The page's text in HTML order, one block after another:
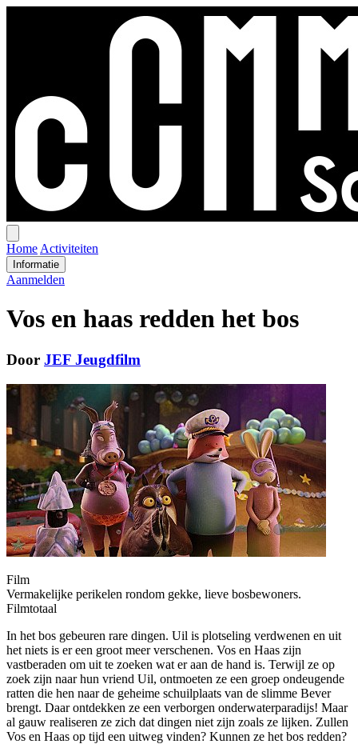
menu
Home Activiteiten
Informatie
Aanmelden
Vos en haas redden het bos
Door JEF Jeugdfilm
Film
Vermakelijke perikelen rondom gekke, lieve bosbewoners.
Filmtotaal
In het bos gebeuren rare dingen. Uil is plotseling verdwenen en uit
het niets is er een groot meer verschenen. Vos en Haas zijn
vastberaden om uit te zoeken wat er aan de hand is. Terwijl ze op
zoek zijn naar hun vriend Uil, ontmoeten ze een groep ondeugende
ratten die hen naar de geheime schuilplaats van de slimme Bever
brengt. Daar ontdekken ze een verborgen onderwaterparadijs! Maar
al gauw realiseren ze zich dat dingen niet zijn zoals ze lijken. Zullen
Vos en Haas op tijd een uitweg vinden? Kunnen ze het bos redden?